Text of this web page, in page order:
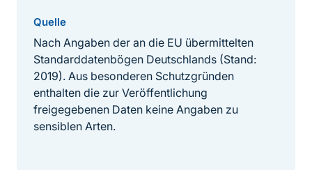
Quelle
Nach Angaben der an die EU übermittelten
Standarddatenbögen Deutschlands (Stand:
2019). Aus besonderen Schutzgründen
enthalten die zur Veröffentlichung
freigegebenen Daten keine Angaben zu
sensiblen Arten.